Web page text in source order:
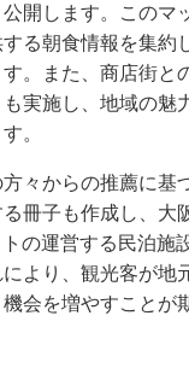
開します。このマ
る朝食情報を集約
。また、商店街と
実施し、地域の魅
。
々からの推薦に基
冊子も作成し、大
の運営する民泊施
より、観光客が地
機会を増やすことが